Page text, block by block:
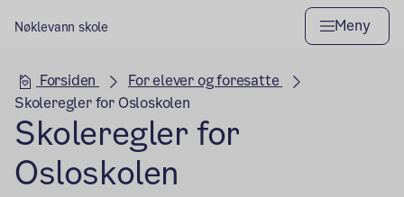
Nøklevann skole Meny
Hovedseksjon
Forsiden
For elever og foresatte
Skoleregler for Osloskolen
Skoleregler for
Osloskolen